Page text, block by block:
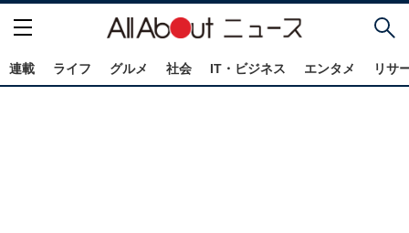
連載 ライフ グルメ 社会 IT・ビジネス エンタメ リサ